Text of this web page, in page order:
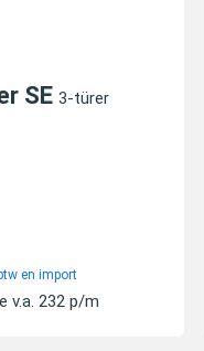
SE 3-türer
en import
v.a. 232 p/m